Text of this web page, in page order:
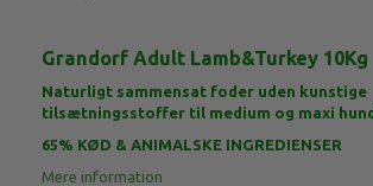
Grandorf Adult Lamb&Turkey 10Kg
Naturligt sammensat foder uden kunstige
tilsætningsstoffer til medium og maxi
65% KØD & ANIMALSKE INGREDIENSER
Mere information